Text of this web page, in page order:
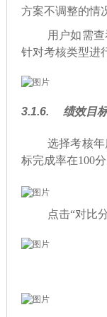
方案不调整的情
用户如需
针对考核类型进
3.1.6. 绩效目
选择考核
标完成率在100
点击“对比